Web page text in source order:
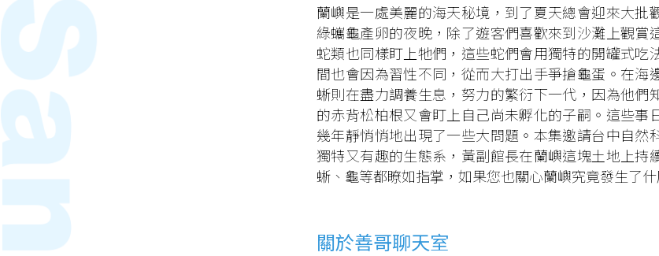
蘭嶼是一處美麗的海天秘境 ， 到了夏天總會迎來大批
綠蠵龜產卵的夜晚，除了遊客們喜歡來到沙灘上觀
蛇類也同樣盯上牠們，這些蛇們會用獨特的開罐式吃
間也會因為習性不同，從而大打出手爭搶龜蛋。在
蜥則在盡力調養生息，努力的繁衍下一代，因為他
的赤背松柏根又會盯上自己尚未孵化的子嗣。這些
幾年靜悄悄地出現了一些大問題。本集邀請台中自
獨特又有趣的生態系，黃副館長在蘭嶼這塊土地上持
蜥、龜等都瞭如指掌，如果您也關心蘭嶼究竟發生了
關於善哥聊天室